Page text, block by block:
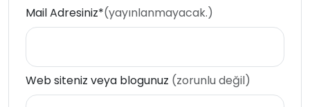
Mail Adresiniz*(yayınlanmayacak.)
Web siteniz veya blogunuz (zorunlu değil)